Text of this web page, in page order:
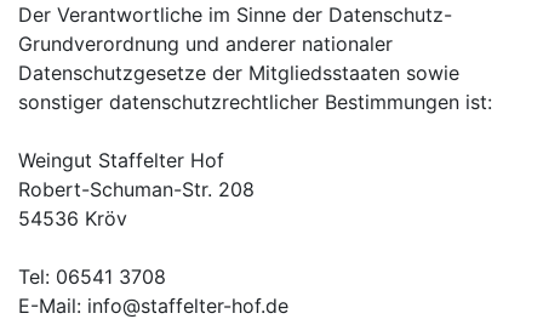
Der Verantwortliche im Sinne der Datenschutz-
Grundverordnung und anderer nationaler
Datenschutzgesetze der Mitgliedsstaaten sowie
sonstiger datenschutzrechtlicher Bestimmungen ist:
Weingut Staffelter Hof
Robert-Schuman-Str. 208
54536 Kröv
Tel: 06541 3708
E-Mail: info@staffelter-hof.de